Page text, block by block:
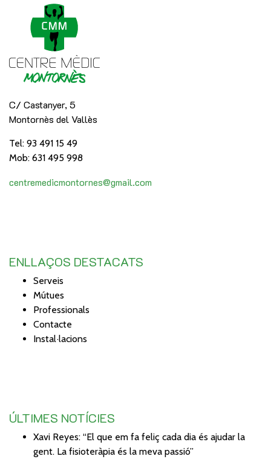
C/ Castanyer, 5
Montornès del Vallès
Tel: 93 491 15 49
Mob: 631 495 998
centremedicmontornes@gmail.com
ENLLAÇOS DESTACATS
Serveis
Mútues
Professionals
Contacte
Instal·lacions
ÚLTIMES NOTÍCIES
Xavi Reyes: “El que em fa feliç cada dia és ajudar la
gent. La fisioteràpia és la meva passió”